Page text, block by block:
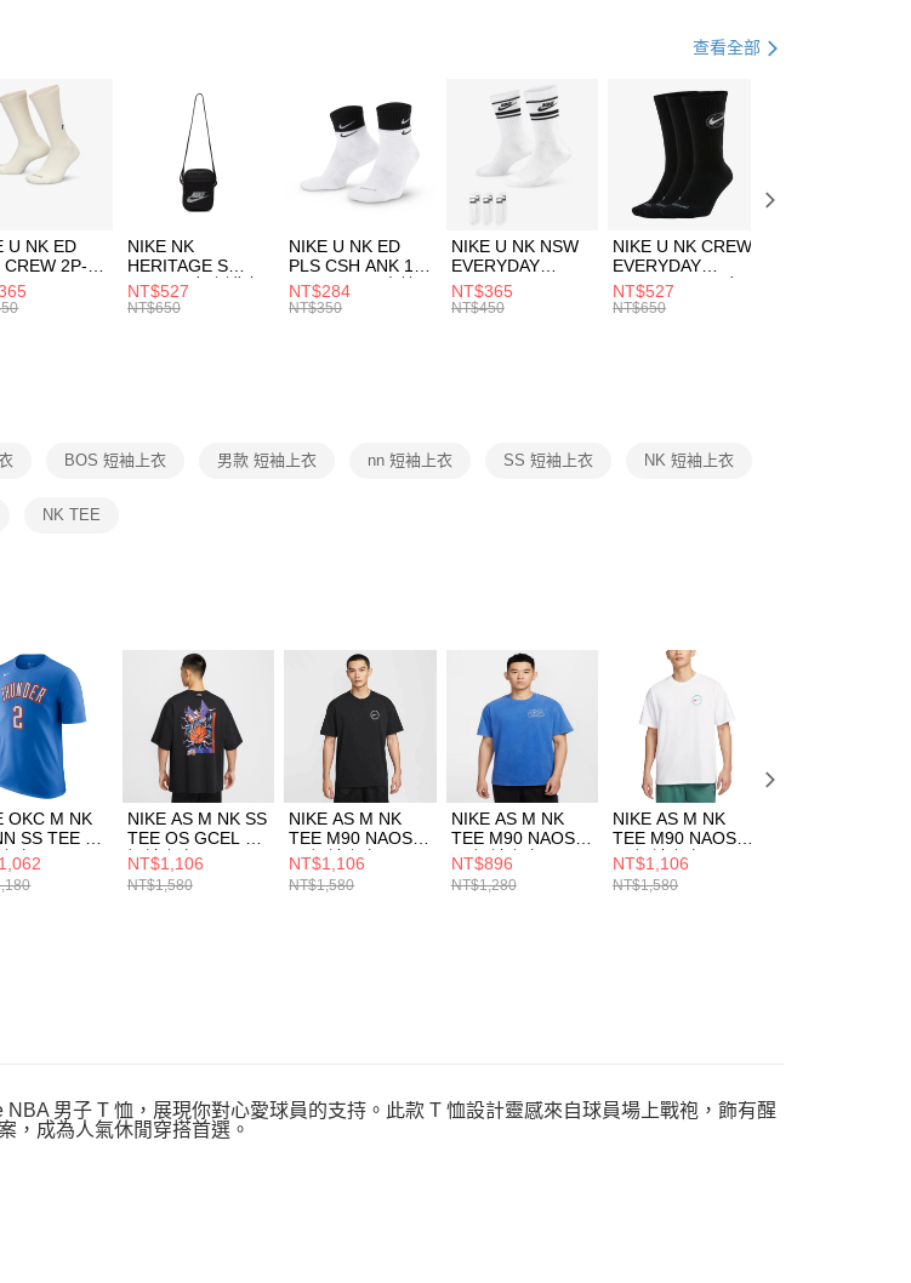
３．安心：先確認商品／服務後，再付款。
【「AFTEE先享後付」結帳流程】
１．於結帳方式選擇「AFTEE先享後付」後，將跳轉至「AFTEE先享後
付」結帳頁面，進行簡訊認證並確認金額後，即可完成結帳。
２．訂單成立數日內，您將收到繳費通知簡訊。
３．收到繳費通知簡訊後14天內，點擊此簡訊中的連結，可透過四大超商
／ATM／網路銀行／等多元方式進行付款，方視為交易完成。
※ 請注意：結帳手續完成當下不需立刻繳費，但若您需要取消訂單，請聯
絡購買商品的店家。未經商家同意取消之訂單仍視為有效，需透過AFTEE
先享後付繳納相關費用。
交易，需依本服務之必要範圍內提供個人資料，並將交易相關給付款項請
結果請求用戶進行身份認證。
５．嚴禁一人註冊多個帳號或使用他人資訊註冊。若發現惡意使用之情
形，恩沛科技股份有限公司將有權停止該用戶之使用額度並採取法律行
動。
每筆NT$100，滿NT$1,500(含以上)免運費
每筆NT$100，滿NT$1,500(含以上)免運費
付款後門市自取
每筆NT$100，滿NT$1,500(含以上)免運費
查看全部
U NK ED
CREW 2P-
男
襪
NIKE NK
HERITAGE S
SMIT 男女 側背包
BA5871010
NT$527
NT$650
NIKE U NK ED
PLS CSH ANK 1P
144 DBL 男 中統
襪 DH4058104
NT$284
NT$350
NIKE U NK NSW
EVERYDAY
ESSENTIAL CR
男女 短統襪
NT$365
NT$450
NIKE U NK CREW
EVERYDAY
BBALL 3PR 男女
長統襪
NT$527
NT$650
BOS 短袖上衣 男款 短袖上衣 nn 短袖上衣 SS 短袖上衣 NK 短袖上衣
NK TEE
OKC M NK
SS TEE 男
衣
NIKE AS M NK SS
TEE OS GCEL 男
短袖上衣
IH9269010
NT$1,106
NT$1,580
NIKE AS M NK
TEE M90 NAOS 1
男 短袖上衣
HJ3407010
NT$1,106
NT$1,580
NIKE AS M NK
TEE M90 NAOS
男 短袖上衣
HJ3316480
NT$896
NT$1,280
NIKE AS M NK
TEE M90 NAOS 1
男 短袖上衣
HJ3407100
NT$1,106
NT$1,580
男子 T 恤，展現你對心愛球員的支持。此款 T 恤設計靈感來自球員場上戰袍，飾有醒
，成為人氣休閒穿搭首選。